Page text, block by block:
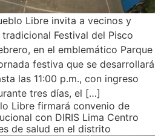
Libre invita a vecinos y
Festival del Pisco
en el emblemático Parque
festiva que se desarrollará
las 11:00 p.m., con ingreso
tres días, el […]
Libre firmará convenio de
con DIRIS Lima Centro
de salud en el distrito